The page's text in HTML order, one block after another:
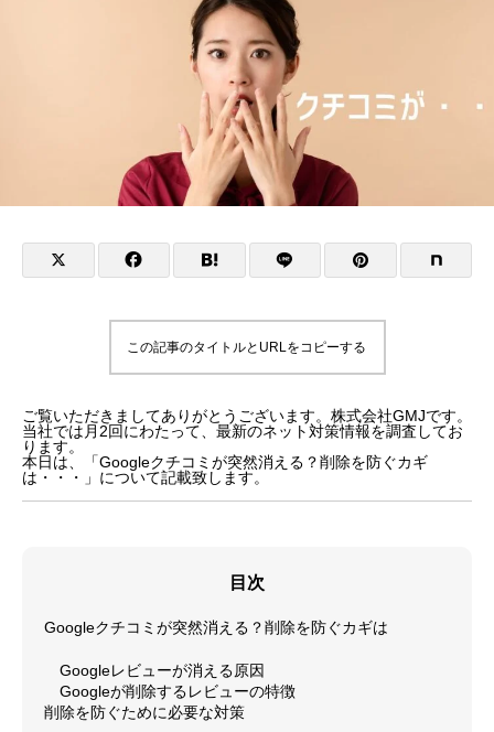
この記事のタイトルとURLをコピーする
ご覧いただきましてありがとうございます。株式会社GMJです。
当社では月2回にわたって、最新のネット対策情報を調査してお
ります。
本日は、「Googleクチコミが突然消える？削除を防ぐカギ
は・・・」について記載致します。
目次
Googleクチコミが突然消える？削除を防ぐカギは
Googleレビューが消える原因
Googleが削除するレビューの特徴
削除を防ぐために必要な対策